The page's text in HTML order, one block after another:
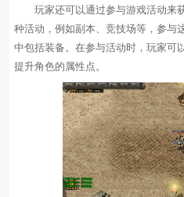
玩家还可以通过参与游戏活动来
种活动，例如副本、竞技场等，参与
中包括装备。在参与活动时，玩家可
提升角色的属性点。